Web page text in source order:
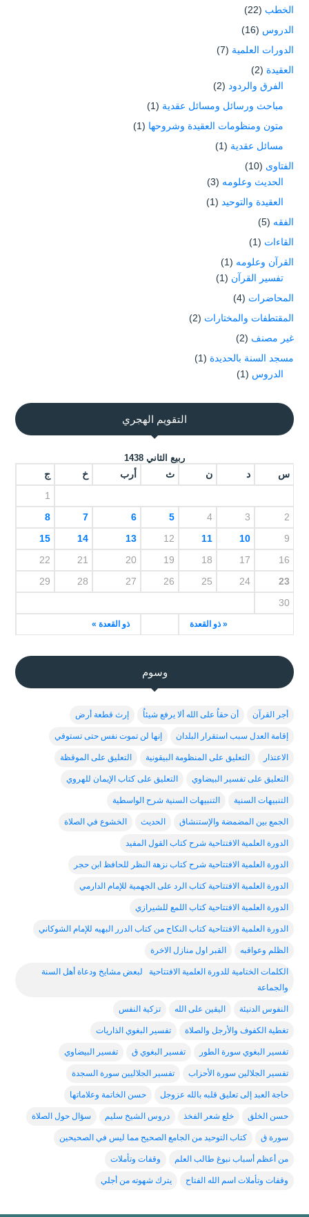
الخطب (22)
الدروس (16)
الدورات العلمية (7)
العقيدة (2)
الفرق والردود (2)
مباحث ورسائل ومسائل عقدية (1)
متون ومنظومات العقيدة وشروحها (1)
مسائل عقدية (1)
الفتاوى (10)
الحديث وعلومه (3)
العقيدة والتوحيد (1)
الفقه (5)
القاءات (1)
القرآن وعلومه (1)
تفسير القرآن (1)
المحاضرات (4)
المقتطفات والمختارات (2)
غير مصنف (2)
مسجد السنة بالحديدة (1)
الدروس (1)
التقويم الهجري
ربيع الثاني 1438
س د ن ث أرب خ ج
« ذو القعدة ذو القعدة »
1
2
3
4
5
6
7
8
9
10
11
12
13
14
15
16
17
18
19
20
21
22
23
24
25
26
27
28
29
30
وسوم
أجر القرآن أن حقاُ على الله ألا يرفع شيئاُ إرث قطعة أرض
إقامة العدل سبب استقرار البلدان إنها لن تموت نفس حتى تستوفي
الاعتذار التعليق على المنظومة البيقونية التعليق على الموقظة
التعليق على تفسير البيضاوي التعليق على كتاب الإيمان للهروي
التنبيهات السنية التنبيهات السنية شرح الواسطية
الجمع بين المضمضة والإستنشاق الحديث الخشوع في الصلاة
الدورة العلمية الافتتاحية شرح كتاب القول المفيد
الدورة العلمية الافتتاحية شرح كتاب نزهة النظر للحافظ ابن حجر
الدورة العلمية الافتتاحية كتاب الرد على الجهمية للإمام الدارمي
الدورة العلمية الافتتاحية كتاب اللمع للشيرازي
الدورة العلمية الافتتاحية كتاب النكاح من كتاب الدرر البهيه للإمام الشوكاني
الظلم وعواقبه القبر اول منازل الاخرة
الكلمات الختامية للدورة العلمية الافتتاحية لبعض مشايخ ودعاة أهل السنة
والجماعة
النفوس الدنيئة اليقين على الله تزكية النفس
تغطية الكفوف والأرجل والصلاة تفسير البغوي الذاريات
تفسير البغوي سورة الطور تفسير البغوي ق تفسير البيضاوي
تفسير الجلالين سورة الأحزاب تفسير الجلاليين سورة السجدة
حاجة العبد إلى تعليق قلبه بالله عزوجل حسن الخاتمة وعلاماتها
حسن الخلق خلع شعر الفخذ دروس الشيخ سليم سؤال حول الصلاة
سورة ق كتاب التوحيد من الجامع الصحيح مما ليس في الصحيحين
من أعظم أسباب نبوغ طالب العلم وقفات وتأملات
وقفات وتأملات اسم الله الفتاح يترك شهوته من أجلي